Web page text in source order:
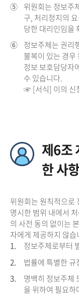
⑤ 위원회는 정보주
구, 처리정지의
당한 대리인임을
⑥ 정보주체는 권리
불복이 있는 경
정보 보호담당자
수 있습니다.
☞ [서식] 이의 신
제6조
한 사항
위원회는 원칙적으로
명시한 범위 내에서
의 사전 동의 없이는
자에게 제공하지 않습
1.
정보주체로부터
2.
법률에 특별한 규
3.
명백히 정보주체
을 위하여 필요